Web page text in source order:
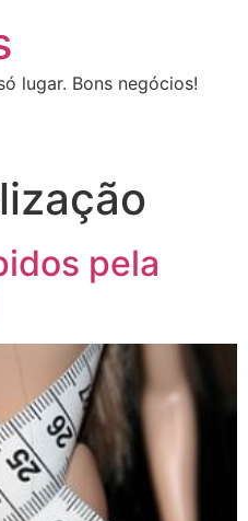
lugar. Bons negócios!
pela